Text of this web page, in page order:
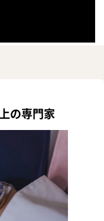
の専門家